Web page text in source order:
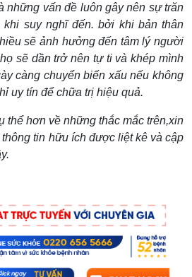
những vấn đề luôn gây nên sự trăn
suy nghĩ đến. bởi khi bản thân
sẽ ảnh hưởng đến tâm lý người
sẽ dần trở nên tự ti và khép mình
càng chuyển biến xấu nếu không
uy tín để chữa trị hiệu quả.
thể hơn về những thắc mắc trên,xin
tin hữu ích được liệt kê và cập